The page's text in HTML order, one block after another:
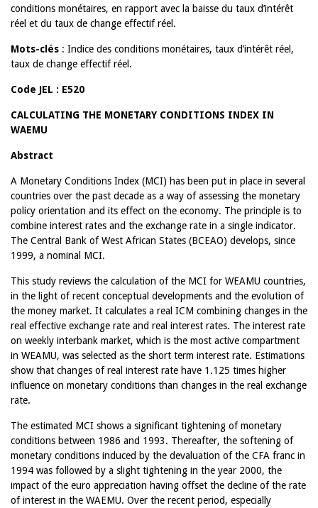
conditions monétaires, en rapport avec la baisse du taux d’intérêt
réel et du taux de change effectif réel.
Mots-clés : Indice des conditions monétaires, taux d’intérêt réel,
taux de change effectif réel.
Code JEL : E520
CALCULATING THE MONETARY CONDITIONS INDEX IN
WAEMU
Abstract
A Monetary Conditions Index (MCI) has been put in place in several
countries over the past decade as a way of assessing the monetary
policy orientation and its effect on the economy. The principle is to
combine interest rates and the exchange rate in a single indicator.
The Central Bank of West African States (BCEAO) develops, since
1999, a nominal MCI.
This study reviews the calculation of the MCI for WEAMU countries,
in the light of recent conceptual developments and the evolution of
the money market. It calculates a real ICM combining changes in the
real effective exchange rate and real interest rates. The interest rate
on weekly interbank market, which is the most active compartment
in WEAMU, was selected as the short term interest rate. Estimations
show that changes of real interest rate have 1.125 times higher
influence on monetary conditions than changes in the real exchange
rate.
The estimated MCI shows a significant tightening of monetary
conditions between 1986 and 1993. Thereafter, the softening of
monetary conditions induced by the devaluation of the CFA franc in
1994 was followed by a slight tightening in the year 2000, the
impact of the euro appreciation having offset the decline of the rate
of interest in the WAEMU. Over the recent period, especially